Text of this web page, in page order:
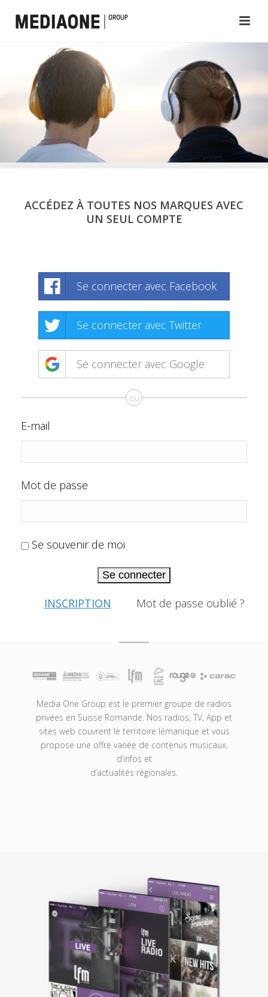
ACCÉDEZ À TOUTES NOS MARQUES AVEC
UN SEUL COMPTE
Se connecter avec Facebook
Se connecter avec Twitter
Se connecter avec Google
ou
E-mail
Mot de passe
Se souvenir de moi
Se connecter
INSCRIPTION Mot de passe oublié ?
Media One Group est le premier groupe de radios
privées en Suisse Romande. Nos radios, TV, App et
sites web couvrent le territoire lémanique et vous
propose une offre variée de contenus musicaux,
d’infos et
d’actualités régionales.